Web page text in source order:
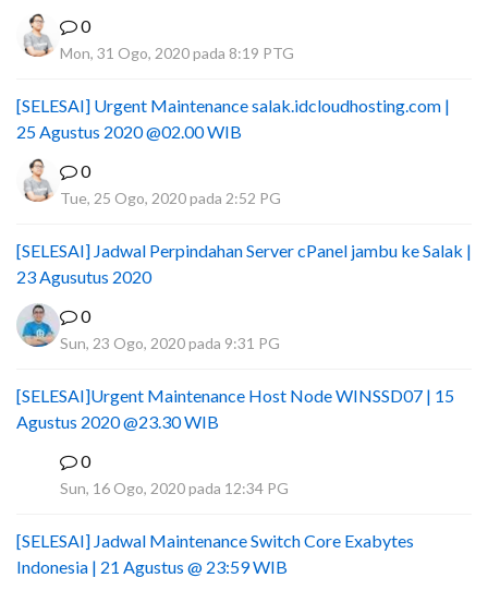
0
Mon, 31 Ogo, 2020 pada 8:19 PTG
[SELESAI] Urgent Maintenance salak.idcloudhosting.com |
25 Agustus 2020 @02.00 WIB
0
Tue, 25 Ogo, 2020 pada 2:52 PG
[SELESAI] Jadwal Perpindahan Server cPanel jambu ke Salak |
23 Agusutus 2020
0
Sun, 23 Ogo, 2020 pada 9:31 PG
[SELESAI]Urgent Maintenance Host Node WINSSD07 | 15
Agustus 2020 @23.30 WIB
0
Sun, 16 Ogo, 2020 pada 12:34 PG
[SELESAI] Jadwal Maintenance Switch Core Exabytes
Indonesia | 21 Agustus @ 23:59 WIB